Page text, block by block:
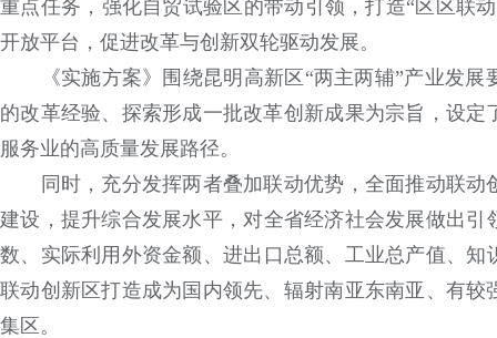
重点任务，强化自贸试验区的带动引领，打造“区区联
开放平台，促进改革与创新双轮驱动发展。
《实施方案》围绕昆明高新区“两主两辅”产业发展
的改革经验、探索形成一批改革创新成果为宗旨，设
服务业的高质量发展路径。
同时，充分发挥两者叠加联动优势，全面推动联动
建设，提升综合发展水平，对全省经济社会发展做出
数、实际利用外资金额、进出口总额、工业总产值、
联动创新区打造成为国内领先、辐射南亚东南亚、有
集区。